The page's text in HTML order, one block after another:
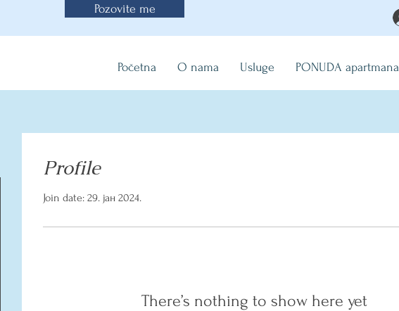
Pozovite me
Početna O nama Usluge PONUDA apartmana
Profile
Join date: 29. јан 2024.
There’s nothing to show here yet